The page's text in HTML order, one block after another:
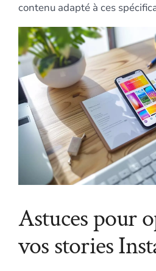
contenu adapté à ces
Astuces pour
vos stories